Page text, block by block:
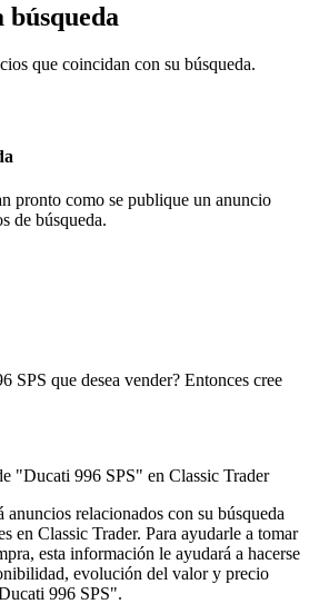
R
búsqueda
que coincidan con su búsqueda.
pronto como se publique un anuncio
de búsqueda.
SPS que desea vender? Entonces cree
"Ducati 996 SPS" en Classic Trader
relacionados con su búsqueda
en Classic Trader. Para ayudarle a tomar
esta información le ayudará a hacerse
evolución del valor y precio
996 SPS".